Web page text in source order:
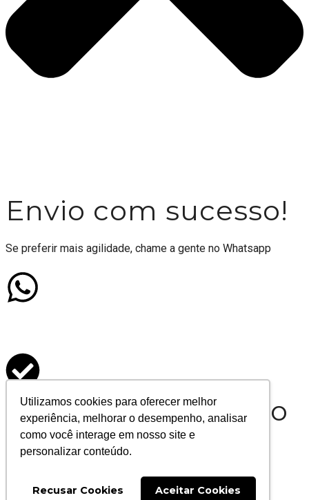
Utilizamos cookies para oferecer melhor
experiência, melhorar o desempenho, analisar
como você interage em nosso site e
personalizar conteúdo.
Recusar Cookies Aceitar Cookies
Envio com sucesso!
Se preferir mais agilidade, chame a gente no Whatsapp
Formulário enviado
com sucesso